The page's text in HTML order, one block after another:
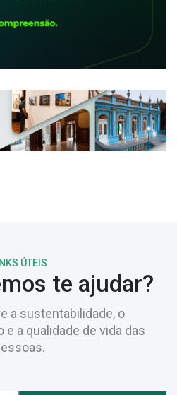
ÚTEIS
te ajudar?
a sustentabilidade, o
a qualidade de vida das